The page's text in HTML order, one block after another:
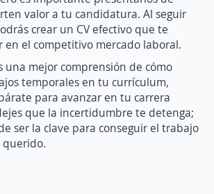
valor a tu candidatura. Al seguir
crear un CV efectivo que te
en el competitivo mercado laboral.
una mejor comprensión de cómo
temporales en tu currículum,
para avanzar en tu carrera
que la incertidumbre te detenga;
ser la clave para conseguir el trabajo
querido.